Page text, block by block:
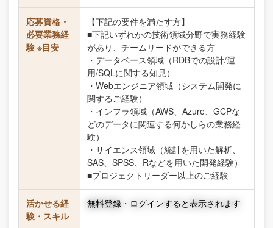
応募資格・
必要業務経
験 ※目安
【下記の要件を満たす方】
■下記いずれかの技術領域分野で実務経験
があり、チームリードができる方
・データベース領域（RDBでの設計/運
用/SQLに関する知見）
・Webエンジニア領域（システム開発に
関するご経験）
・インフラ領域（AWS、Azure、GCPな
どのデータに関連する何かしらの業務経
験）
・サイエンス領域（統計を用いた解析、
SAS、SPSS、Rなどを用いた開発経験）
■プロジェクトリーダー以上のご経験
活かせる経
験・スキル
無料登録・ログインすると表示されます